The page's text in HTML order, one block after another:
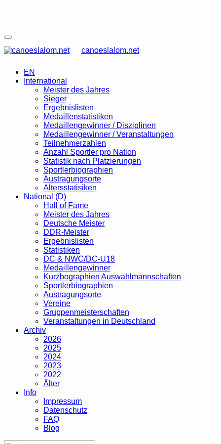
canoeslalom.net
EN
International
Meister des Jahres
Sieger
Ergebnislisten
Medaillenstatistiken
Medaillengewinner / Disziplinen
Medaillengewinner / Veranstaltungen
Teilnehmerzahlen
Anzahl Sportler pro Nation
Statistik nach Platzierungen
Sportlerbiographien
Austragungsorte
Altersstatisiken
National (D)
Hall of Fame
Meister des Jahres
Deutsche Meister
DDR-Meister
Ergebnislisten
Statistiken
DC & NWC/DC-U18
Medaillengewinner
Kurzbographien Auswahlmannschaften
Sportlerbiographien
Austragungsorte
Vereine
Gruppenmeisterschaften
Veranstaltungen in Deutschland
Archiv
2026
2025
2024
2023
2022
Älter
Info
Impressum
Datenschutz
FAQ
Blog